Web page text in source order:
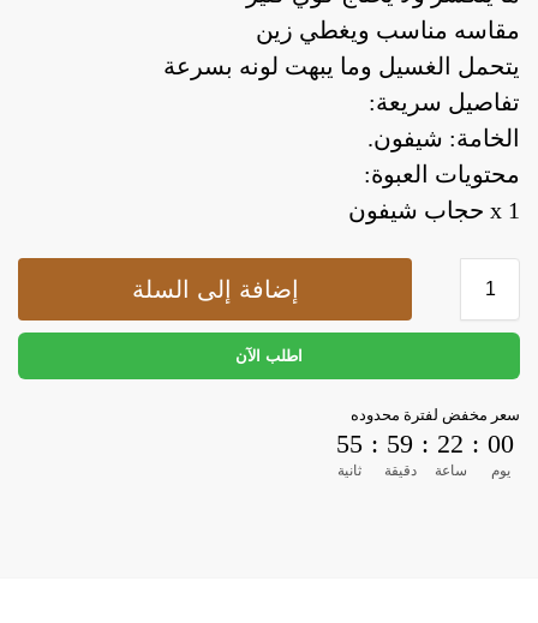
أدوات يدوية
مقاسه مناسب ويغطي زين
يتحمل الغسيل وما يبهت لونه بسرعة
تفاصيل سريعة:
الخامة: شيفون.
محتويات العبوة:
1 x حجاب شيفون
إضافة إلى السلة
اطلب الآن
سعر مخفض لفترة محدوده
00
يوم
:
22
ساعة
:
59
دقيقة
:
55
ثانية